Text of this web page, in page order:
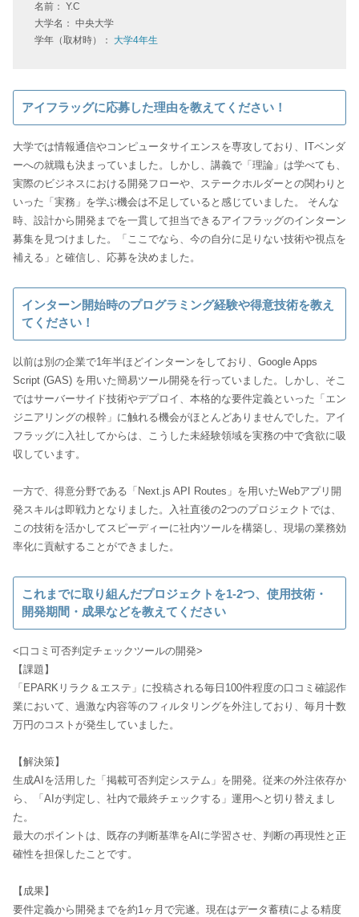
名前： Y.C
大学名： 中央大学
学年（取材時）： 大学4年生
アイフラッグに応募した理由を教えてください！
大学では情報通信やコンピュータサイエンスを専攻しており、ITベンダ
ーへの就職も決まっていました。しかし、講義で「理論」は学べても、
実際のビジネスにおける開発フローや、ステークホルダーとの関わりと
いった「実務」を学ぶ機会は不足していると感じていました。 そんな
時、設計から開発までを一貫して担当できるアイフラッグのインターン
募集を見つけました。「ここでなら、今の自分に足りない技術や視点を
補える」と確信し、応募を決めました。
インターン開始時のプログラミング経験や得意技術を教え
てください！
以前は別の企業で1年半ほどインターンをしており、Google Apps
Script (GAS) を用いた簡易ツール開発を行っていました。しかし、そこ
ではサーバーサイド技術やデプロイ、本格的な要件定義といった「エン
ジニアリングの根幹」に触れる機会がほとんどありませんでした。アイ
フラッグに入社してからは、こうした未経験領域を実務の中で貪欲に吸
収しています。
一方で、得意分野である「Next.js API Routes」を用いたWebアプリ開
発スキルは即戦力となりました。入社直後の2つのプロジェクトでは、
この技術を活かしてスピーディーに社内ツールを構築し、現場の業務効
率化に貢献することができました。
これまでに取り組んだプロジェクトを1-2つ、使用技術・
開発期間・成果などを教えてください
<口コミ可否判定チェックツールの開発>
【課題】
「EPARKリラク＆エステ」に投稿される毎日100件程度の口コミ確認作
業において、過激な内容等のフィルタリングを外注しており、毎月十数
万円のコストが発生していました。
【解決策】
生成AIを活用した「掲載可否判定システム」を開発。従来の外注依存か
ら、「AIが判定し、社内で最終チェックする」運用へと切り替えまし
た。
最大のポイントは、既存の判断基準をAIに学習させ、判断の再現性と正
確性を担保したことです。
【成果】
要件定義から開発までを約1ヶ月で完遂。現在はデータ蓄積による精度